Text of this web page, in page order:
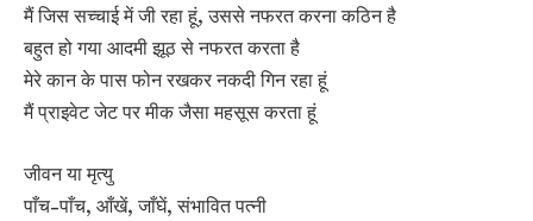
मैं जिस सच्चाई में जी रहा हूं, उससे नफरत करना कठिन है
बहुत हो गया आदमी झूठ से नफरत करता है
मेरे कान के पास फोन रखकर नकदी गिन रहा हूं
मैं प्राइवेट जेट पर मीक जैसा महसूस करता हूं
जीवन या मृत्यु
पाँच-पाँच, आँखें, जाँघें, संभावित पत्नी